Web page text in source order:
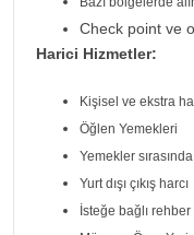
Check point ve
Harici Hizmetler:
Kişisel ve ekstra
Öğlen Yemekleri
Yemekler
Yurt dışı çıkış harcı
İsteğe bağlı